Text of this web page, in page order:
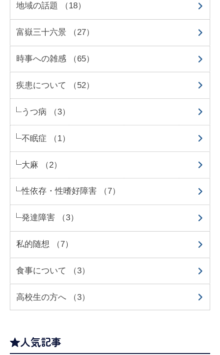
地域の話題 （18）
富嶽三十六景 （27）
時事への雑感 （65）
疾患について （52）
うつ病 （3）
不眠症 （1）
大麻 （2）
性依存・性嗜好障害 （7）
発達障害 （3）
私的随想 （7）
食事について （3）
高校生の方へ （3）
人気記事